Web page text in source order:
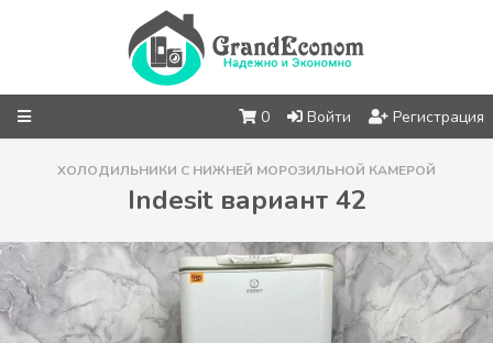
0 Войти Регистрация
ХОЛОДИЛЬНИКИ С НИЖНЕЙ МОРОЗИЛЬНОЙ КАМЕРОЙ
Indesit вариант 42